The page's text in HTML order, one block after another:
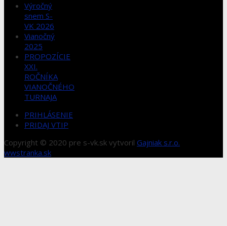
Výročný
snem S-
VK 2026
Vianočný
2025
PROPOZÍCIE
XXI.
ROČNÍKA
VIANOČNÉHO
TURNAJA
PRIHLÁSENIE
PRIDAJ VTIP
Copyright © 2020 pre s-vk.sk vytvoril Gajniak s.r.o.
wwstranka.sk